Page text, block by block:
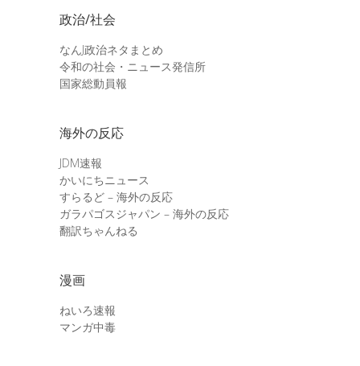
政治/社会
なんJ政治ネタまとめ
令和の社会・ニュース発信所
国家総動員報
海外の反応
JDM速報
かいにちニュース
すらるど – 海外の反応
ガラパゴスジャパン – 海外の反応
翻訳ちゃんねる
漫画
ねいろ速報
マンガ中毒